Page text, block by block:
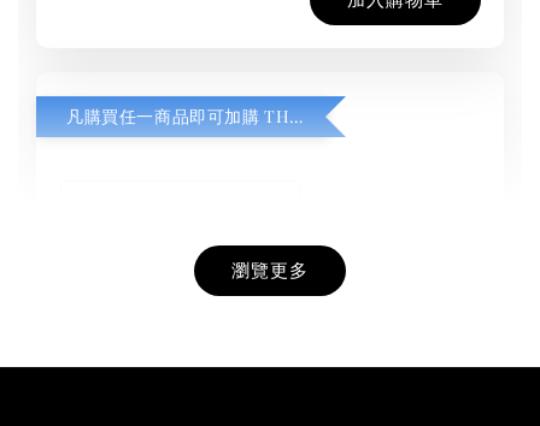
凡購買任一商品即可加購 THT 九週年紀念 T-shirt
瀏覽更多